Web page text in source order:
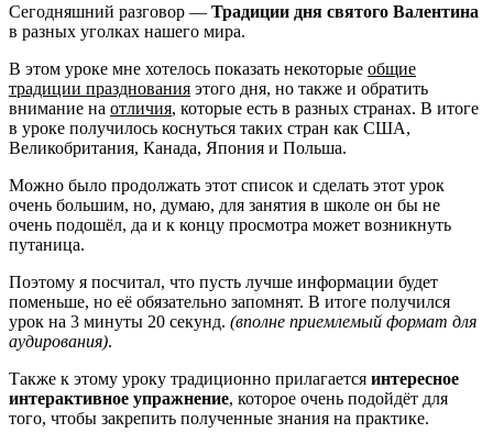
Сегодняшний разговор — Традиции дня святого Валентина
в разных уголках нашего мира.
В этом уроке мне хотелось показать некоторые общие
традиции празднования этого дня, но также и обратить
внимание на отличия, которые есть в разных странах. В итоге
в уроке получилось коснуться таких стран как США,
Великобритания, Канада, Япония и Польша.
Можно было продолжать этот список и сделать этот урок
очень большим, но, думаю, для занятия в школе он бы не
очень подошёл, да и к концу просмотра может возникнуть
путаница.
Поэтому я посчитал, что пусть лучше информации будет
поменьше, но её обязательно запомнят. В итоге получился
урок на 3 минуты 20 секунд. (вполне приемлемый формат для
аудирования).
Также к этому уроку традиционно прилагается интересное
интерактивное упражнение, которое очень подойдёт для
того, чтобы закрепить полученные знания на практике.